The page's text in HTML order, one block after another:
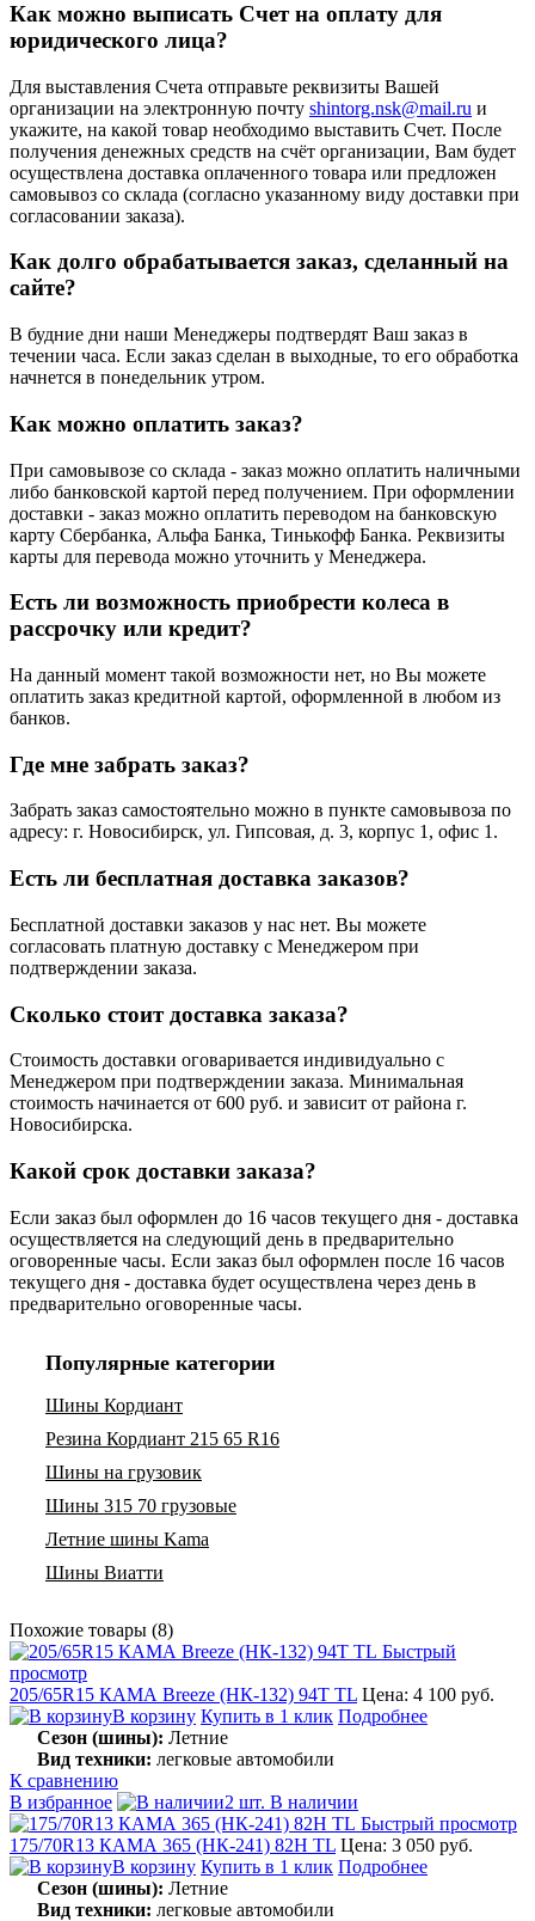
Как можно выписать Счет на оплату для
юридического лица?
Для выставления Счета отправьте реквизиты Вашей
организации на электронную почту shintorg.nsk@mail.ru и
укажите, на какой товар необходимо выставить Счет. После
получения денежных средств на счёт организации, Вам будет
осуществлена доставка оплаченного товара или предложен
самовывоз со склада (согласно указанному виду доставки при
согласовании заказа).
Как долго обрабатывается заказ, сделанный на
сайте?
В будние дни наши Менеджеры подтвердят Ваш заказ в
течении часа. Если заказ сделан в выходные, то его обработка
начнется в понедельник утром.
Как можно оплатить заказ?
При самовывозе со склада - заказ можно оплатить наличными
либо банковской картой перед получением. При оформлении
доставки - заказ можно оплатить переводом на банковскую
карту Сбербанка, Альфа Банка, Тинькофф Банка. Реквизиты
карты для перевода можно уточнить у Менеджера.
Есть ли возможность приобрести колеса в
рассрочку или кредит?
На данный момент такой возможности нет, но Вы можете
оплатить заказ кредитной картой, оформленной в любом из
банков.
Где мне забрать заказ?
Забрать заказ самостоятельно можно в пункте самовывоза по
адресу: г. Новосибирск, ул. Гипсовая, д. 3, корпус 1, офис 1.
Есть ли бесплатная доставка заказов?
Бесплатной доставки заказов у нас нет. Вы можете
согласовать платную доставку с Менеджером при
подтверждении заказа.
Сколько стоит доставка заказа?
Стоимость доставки оговаривается индивидуально с
Менеджером при подтверждении заказа. Минимальная
стоимость начинается от 600 руб. и зависит от района г.
Новосибирска.
Какой срок доставки заказа?
Если заказ был оформлен до 16 часов текущего дня - доставка
осуществляется на следующий день в предварительно
оговоренные часы. Если заказ был оформлен после 16 часов
текущего дня - доставка будет осуществлена через день в
предварительно оговоренные часы.
Популярные категории
Шины Кордиант
Резина Кордиант 215 65 R16
Шины на грузовик
Шины 315 70 грузовые
Летние шины Kama
Шины Виатти
Похожие товары (8)
Быстрый
просмотр
205/65R15 КАМА Breeze (НК-132) 94T TL Цена: 4 100 руб.
В корзину Купить в 1 клик Подробнее
Сезон (шины): Летние
Вид техники: легковые автомобили
К сравнению
В избранное
2 шт. В наличии
Быстрый просмотр
175/70R13 КАМА 365 (НК-241) 82H TL Цена: 3 050 руб.
В корзину Купить в 1 клик Подробнее
Сезон (шины): Летние
Вид техники: легковые автомобили